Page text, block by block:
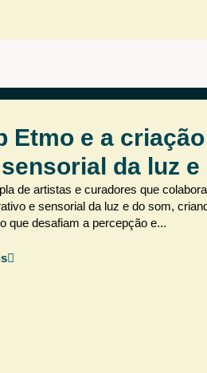
Etmo e a criação
da luz e
de artistas e curadores que
e sensorial da luz e do som,
que desafiam a percepção e...